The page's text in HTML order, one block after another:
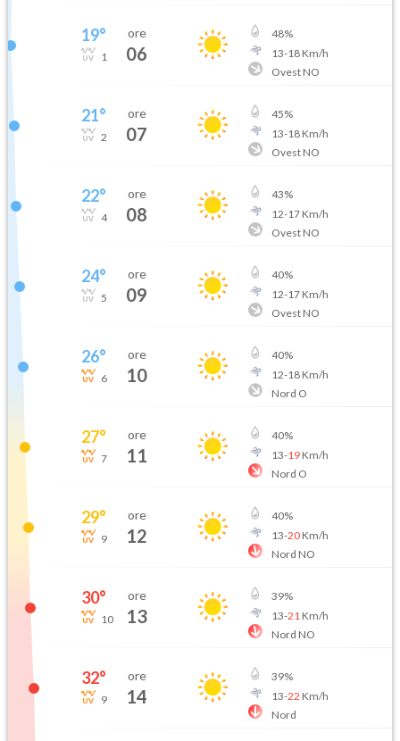
19°
1
ore
06
48%
13-18Km/h
Ovest NO
21°
2
ore
07
45%
13-18Km/h
Ovest NO
22°
4
ore
08
43%
12-17Km/h
Ovest NO
24°
5
ore
09
40%
12-17Km/h
Ovest NO
26°
6
ore
10
40%
12-18Km/h
Nord O
27°
7
ore
11
40%
13-19Km/h
Nord O
29°
9
ore
12
40%
13-20Km/h
Nord NO
30°
10
ore
13
39%
13-21 Km/h
Nord NO
32°
9
ore
14
39%
13-22 Km/h
Nord